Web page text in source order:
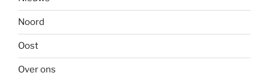
Noord
Oost
Over ons